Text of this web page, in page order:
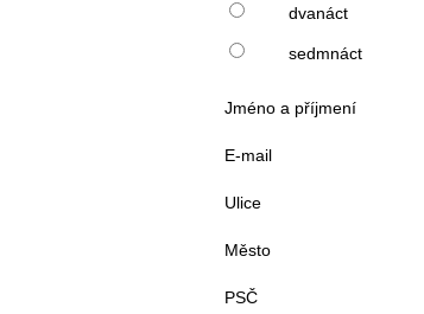
dvanáct
sedmnáct
Jméno a příjmení
E-mail
Ulice
Město
PSČ